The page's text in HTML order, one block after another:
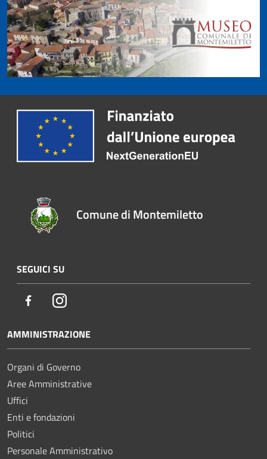
Comune di Montemiletto
SEGUICI SU
FacebookInstagram
AMMINISTRAZIONE
Organi di Governo
Aree Amministrative
Uffici
Enti e fondazioni
Politici
Personale Amministrativo